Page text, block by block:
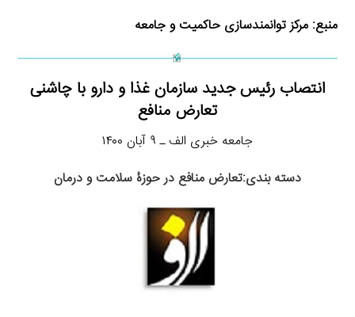
منبع:مرکز توانمندسازی حاکمیت و جامعه
انتصاب رئیس جدید سازمان غذا و دارو با چاشنی
تعارض منافع
جامعه خبری الف ـ ۹ آبان ۱۴۰۰
دسته بندی:تعارض منافع در حوزۀ سلامت و درمان